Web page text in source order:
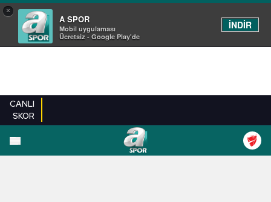
×
A SPOR
Mobil uygulaması
Ücretsiz - Google Play'de
İNDİR
CANLI
SKOR